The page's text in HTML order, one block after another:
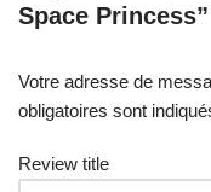
Space Princess”
Votre adresse de
obligatoires sont
Review title